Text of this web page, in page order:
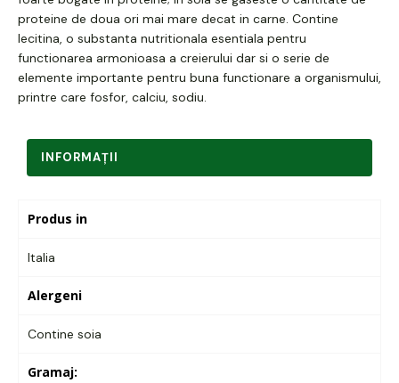
proteine de doua ori mai mare decat in carne. Contine
lecitina, o substanta nutritionala esentiala pentru
functionarea armonioasa a creierului dar si o serie de
elemente importante pentru buna functionare a organismului,
printre care fosfor, calciu, sodiu.
INFORMAŢII
Produs in
Italia
Alergeni
Contine soia
Gramaj: